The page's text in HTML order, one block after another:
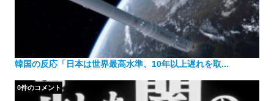
韓国の反応「日本は世界最高水準、10年以上遅れを取...
0件のコメント